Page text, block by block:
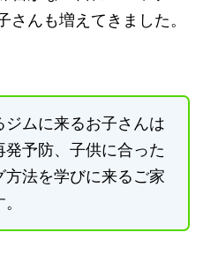
さんも増えてきました。
ジムに来るお子さんは
発予防、子供に合った
方法を学びに来るご家